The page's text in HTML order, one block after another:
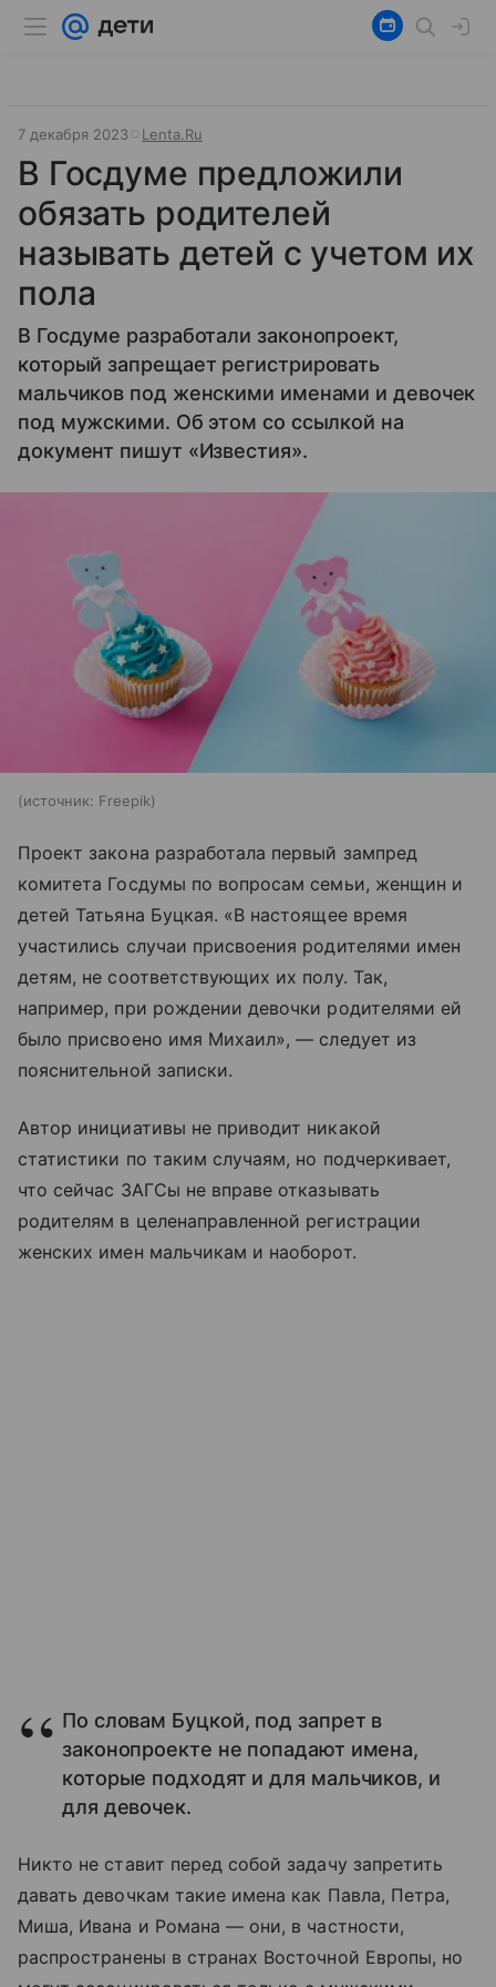
7 декабря 2023 Lenta.Ru
В Госдуме предложили
обязать родителей
называть детей с учетом их
пола
В Госдуме разработали законопроект,
который запрещает регистрировать
мальчиков под женскими именами и девочек
под мужскими. Об этом со ссылкой на
документ пишут «Известия».
источник: Freepik
Проект закона разработала первый зампред
комитета Госдумы по вопросам семьи, женщин и
детей Татьяна Буцкая. «В настоящее время
участились случаи присвоения родителями имен
детям, не соответствующих их полу. Так,
например, при рождении девочки родителями ей
было присвоено имя Михаил», — следует из
пояснительной записки.
Автор инициативы не приводит никакой
статистики по таким случаям, но подчеркивает,
что сейчас ЗАГСы не вправе отказывать
родителям в целенаправленной регистрации
женских имен мальчикам и наоборот.
По словам Буцкой, под запрет в
законопроекте не попадают имена,
которые подходят и для мальчиков, и
для девочек.
Никто не ставит перед собой задачу запретить
давать девочкам такие имена как Павла, Петра,
Миша, Ивана и Романа — они, в частности,
распространены в странах Восточной Европы, но